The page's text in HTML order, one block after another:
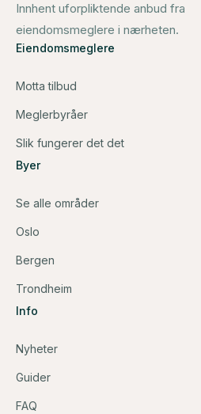
Innhent uforpliktende anbud fra
eiendomsmeglere i nærheten.
Eiendomsmeglere
Motta tilbud
Meglerbyråer
Slik fungerer det det
Byer
Se alle områder
Oslo
Bergen
Trondheim
Info
Nyheter
Guider
FAQ